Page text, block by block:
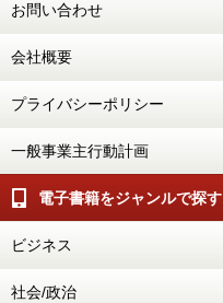
お問い合わせ
会社概要
プライバシーポリシー
一般事業主行動計画
電子書籍をジャンルで探す
ビジネス
社会/政治